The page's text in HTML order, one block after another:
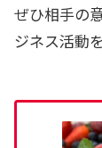
ぜひ相手の
ジネス活動